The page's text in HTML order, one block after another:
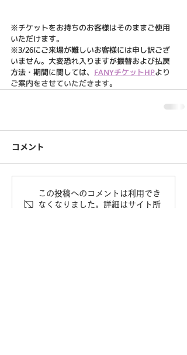
※チケットをお持ちのお客様はそのままご使用
いただけます。
※3/26にご来場が難しいお客様には申し訳ござ
いません。大変恐れ入りますが振替および払戻
方法・期間に関しては、 FANYチケットHPより
ご案内をさせていただきます。
コメント
この投稿へのコメントは利用でき
なくなりました。詳細はサイト所